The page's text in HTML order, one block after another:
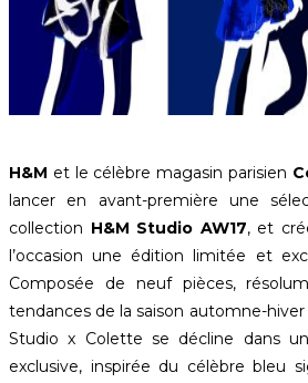
H&M et le célèbre magasin parisien
lancer en avant-première une
collection H&M Studio AW17, et
l’occasion une édition limitée et
Composée de neuf pièces,
tendances de la saison automne-hiver
Studio x Colette se décline dans
exclusive, inspirée du célèbre bleu